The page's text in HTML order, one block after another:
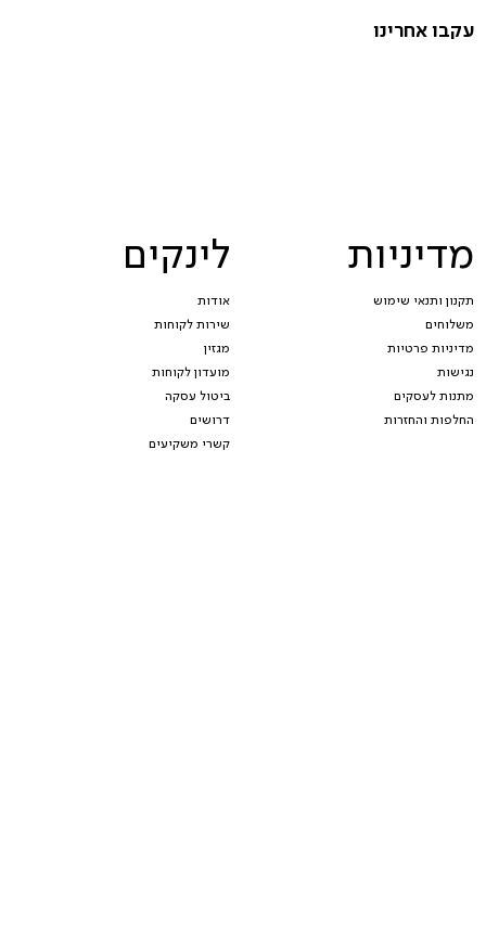
מדיניות
תקנון ותנאי שימוש
משלוחים
מדיניות פרטיות
נגישות
מתנות לעסקים
החלפות והחזרות
לינקים
אודות
שירות לקוחות
מגזין
מועדון לקוחות
ביטול עסקה
דרושים
קשרי משקיעים
עקבו אחרינו